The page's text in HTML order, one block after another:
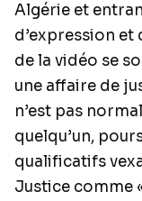
Algérie et
d’expression et
de la vidéo se
une affaire de
n’est pas
quelqu’un,
qualificatifs
Justice comme